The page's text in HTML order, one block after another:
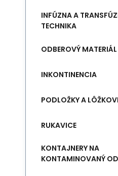
INFÚZNA A
TECHNIKA
ODBEROVÝ MATERIÁL
INKONTINENCIA
PODLOŽKY A
RUKAVICE
KONTAJNERY NA
KONTAMINOVANÝ